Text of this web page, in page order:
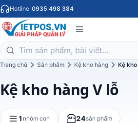
Hotline 0935 498 384
Trang chủ Sản phẩm Kệ kho hàng Kệ
Kệ kho hàng V lỗ
1 nhóm con 24sản phẩm